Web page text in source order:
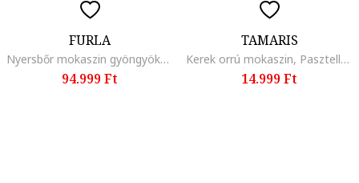
FURLA
Nyersbőr mokaszin gyöngyökkel, Sötétbarna,
94.999 Ft
TAMARIS
Kerek orrú mokaszin, Pasztellkék
14.999 Ft